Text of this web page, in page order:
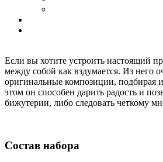
Если вы хотите устроить настоящий
между собой как вздумается. Из него
оригинальные композиции, подбирая
этом он способен дарить радость и
бижутерии, либо следовать четкому
Состав набора